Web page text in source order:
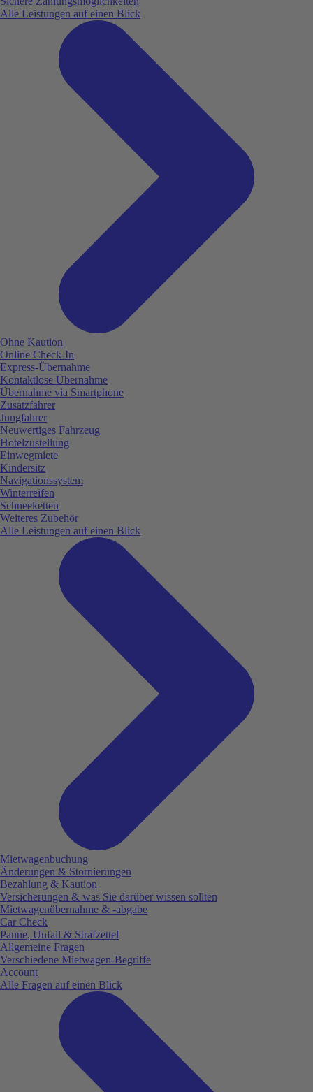
Alle Leistungen auf einen Blick
Ohne Kaution
Online Check-In
Express-Übernahme
Kontaktlose Übernahme
Übernahme via Smartphone
Zusatzfahrer
Jungfahrer
Neuwertiges Fahrzeug
Hotelzustellung
Einwegmiete
Kindersitz
Navigationssystem
Winterreifen
Schneeketten
Weiteres Zubehör
Alle Leistungen auf einen Blick
Mietwagenbuchung
Änderungen & Stornierungen
Bezahlung & Kaution
Versicherungen & was Sie darüber wissen sollten
Mietwagenübernahme & -abgabe
Car Check
Panne, Unfall & Strafzettel
Allgemeine Fragen
Verschiedene Mietwagen-Begriffe
Account
Alle Fragen auf einen Blick